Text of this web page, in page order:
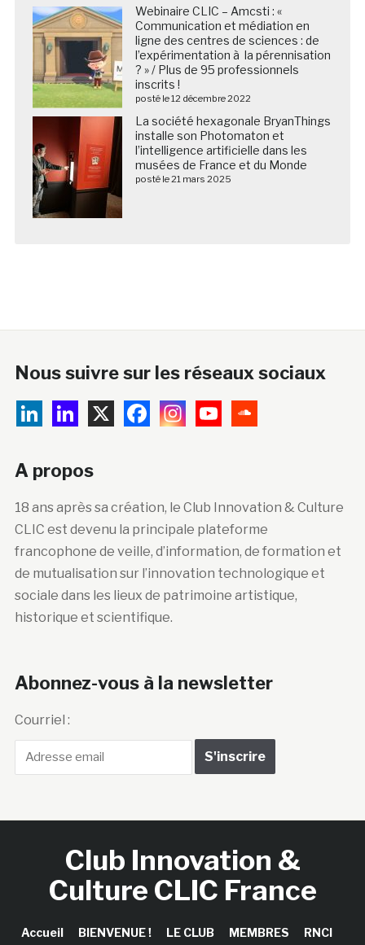
Webinaire CLIC – Amcsti : «
Communication et médiation en
ligne des centres de sciences : de
l’expérimentation à la pérennisation
? » / Plus de 95 professionnels
inscrits !
posté le 12 décembre 2022
La société hexagonale BryanThings
installe son Photomaton et
l’intelligence artificielle dans les
musées de France et du Monde
posté le 21 mars 2025
Nous suivre sur les réseaux sociaux
A propos
18 ans après sa création, le Club Innovation & Culture
CLIC est devenu la principale plateforme
francophone de veille, d’information, de formation et
de mutualisation sur l’innovation technologique et
sociale dans les lieux de patrimoine artistique,
historique et scientifique.
Abonnez-vous à la newsletter
Courriel :
Club Innovation &
Culture CLIC France
Accueil BIENVENUE ! LE CLUB MEMBRES RNCI